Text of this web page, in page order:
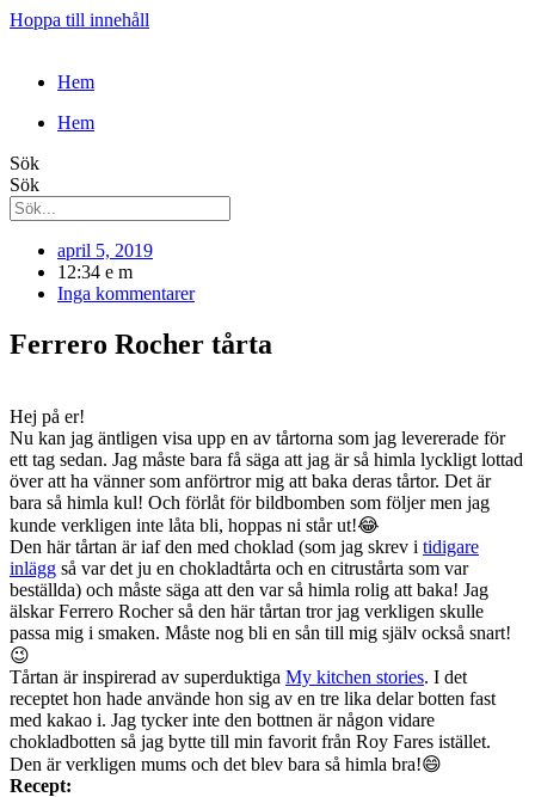
Hoppa till innehåll
Hem
Hem
Sök
Sök
april 5, 2019
12:34 e m
Inga kommentarer
Ferrero Rocher tårta
Hej på er!
Nu kan jag äntligen visa upp en av tårtorna som jag levererade för
ett tag sedan. Jag måste bara få säga att jag är så himla lyckligt lottad
över att ha vänner som anförtror mig att baka deras tårtor. Det är
bara så himla kul! Och förlåt för bildbomben som följer men jag
kunde verkligen inte låta bli, hoppas ni står ut!😂
Den här tårtan är iaf den med choklad (som jag skrev i tidigare
inlägg så var det ju en chokladtårta och en citrustårta som var
beställda) och måste säga att den var så himla rolig att baka! Jag
älskar Ferrero Rocher så den här tårtan tror jag verkligen skulle
passa mig i smaken. Måste nog bli en sån till mig själv också snart!
😉
Tårtan är inspirerad av superduktiga My kitchen stories. I det
receptet hon hade använde hon sig av en tre lika delar botten fast
med kakao i. Jag tycker inte den bottnen är någon vidare
chokladbotten så jag bytte till min favorit från Roy Fares istället.
Den är verkligen mums och det blev bara så himla bra!😄
Recept: